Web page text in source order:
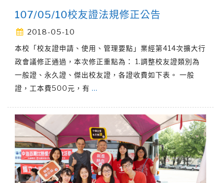
107/05/10校友證法規修正公告
2018-05-10
本校「校友證申請、使用、管理要點」業經第414次擴大行
政會議修正通過，本次修正重點為： 1.調整校友證類別為
一般證、永久證、傑出校友證，各證收費如下表。 一般
證，工本費500元，有 …